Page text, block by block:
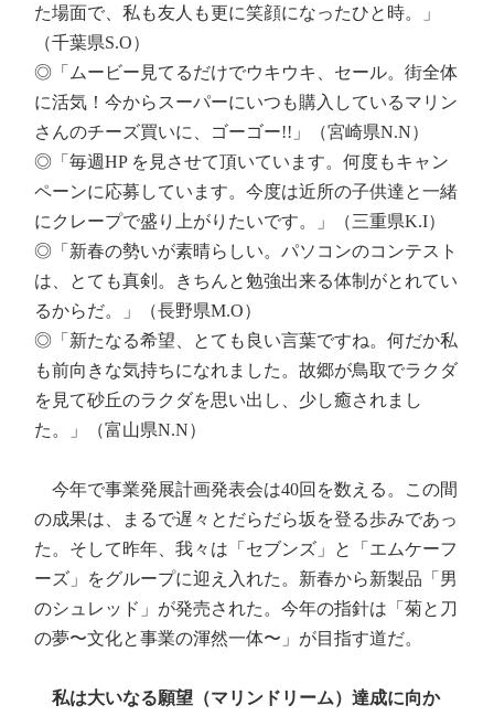
た場面で、私も友人も更に笑顔になったひと時。」
（千葉県S.O）
◎「ムービー見てるだけでウキウキ、セール。街全体
に活気！今からスーパーにいつも購入しているマリン
さんのチーズ買いに、ゴーゴー!!」（宮崎県N.N）
◎「毎週HP を見させて頂いています。何度もキャン
ペーンに応募しています。今度は近所の子供達と一緒
にクレープで盛り上がりたいです。」（三重県K.I）
◎「新春の勢いが素晴らしい。パソコンのコンテスト
は、とても真剣。きちんと勉強出来る体制がとれてい
るからだ。」（長野県M.O）
◎「新たなる希望、とても良い言葉ですね。何だか私
も前向きな気持ちになれました。故郷が鳥取でラクダ
を見て砂丘のラクダを思い出し、少し癒されまし
た。」（富山県N.N）
今年で事業発展計画発表会は40回を数える。この間
の成果は、まるで遅々とだらだら坂を登る歩みであっ
た。そして昨年、我々は「セブンズ」と「エムケーフ
ーズ」をグループに迎え入れた。新春から新製品「男
のシュレッド」が発売された。今年の指針は「菊と刀
の夢〜文化と事業の渾然一体〜」が目指す道だ。
私は大いなる願望（マリンドリーム）達成に向か